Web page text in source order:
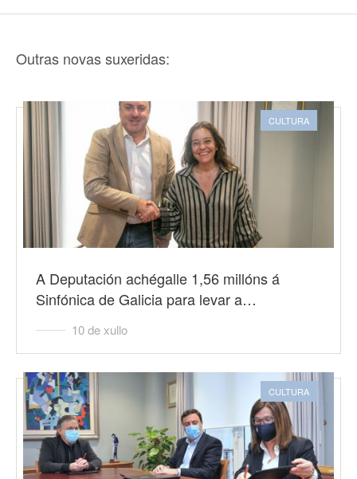
Outras novas suxeridas:
CULTURA
A Deputación achégalle 1,56 millóns á
Sinfónica de Galicia para levar a…
10 de xullo
CULTURA